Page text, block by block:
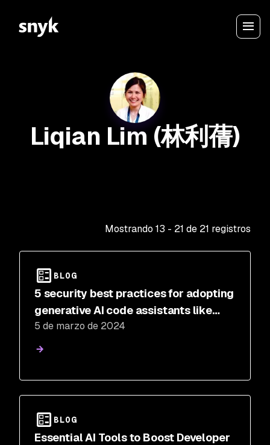
Liqian Lim (林利蒨)
Mostrando 13 - 21 de 21 registros
BLOG
5 security best practices for adopting
generative AI code assistants like
GitHub Copilot
5 de marzo de 2024
BLOG
Essential AI Tools to Boost Developer